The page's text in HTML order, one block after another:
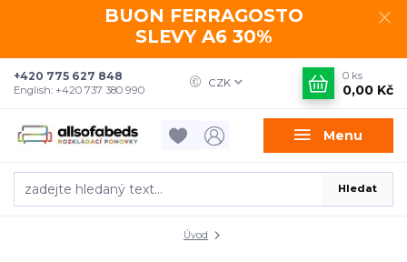
BUON FERRAGOSTO
SLEVY A6 30%
Menu
CZK
Hledat
+420 775 627 848
English: +420 737 380 990
0 ks
0,00 Kč
Úvod